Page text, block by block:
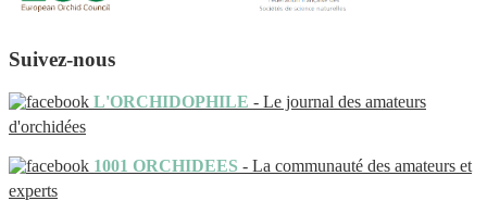
Suivez-nous
L'ORCHIDOPHILE - Le journal des amateurs
d'orchidées
1001 ORCHIDEES - La communauté des amateurs et
experts